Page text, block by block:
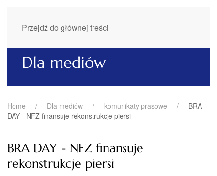
Przejdź do głównej treści
Dla mediów
Home Dla mediów komunikaty prasowe
BRA
DAY - NFZ finansuje rekonstrukcje piersi
BRA DAY - NFZ finansuje
rekonstrukcje piersi